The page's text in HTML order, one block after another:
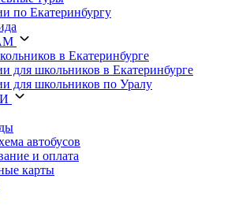
по Екатеринбургу
в Екатеринбурге
для школьников в Екатеринбурге
для школьников по Уралу
автобусов
и оплата
карты